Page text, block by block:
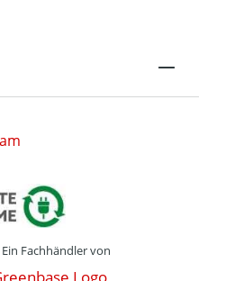
Ein Fachhändler von